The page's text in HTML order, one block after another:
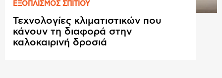
ΕΞΟΠΛΙΣΜΟΣ ΣΠΙΤΙΟΥ
Τεχνολογίες κλιματιστικών που
κάνουν τη διαφορά στην
καλοκαιρινή δροσιά